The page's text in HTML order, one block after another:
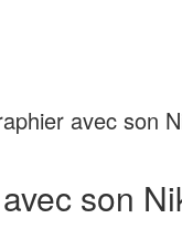
avec son
son